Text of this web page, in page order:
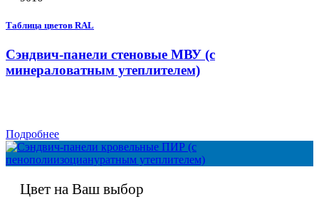
Таблица цветов RAL
Сэндвич-панели стеновые МВУ (с
минераловатным утеплителем)
Подробнее
Цвет на Ваш выбор